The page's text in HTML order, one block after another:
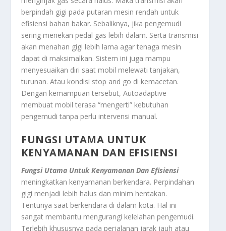
berpindah gigi pada putaran mesin rendah untuk
efisiensi bahan bakar. Sebaliknya, jika pengemudi
sering menekan pedal gas lebih dalam. Serta transmisi
akan menahan gigi lebih lama agar tenaga mesin
dapat di maksimalkan. Sistem ini juga mampu
menyesuaikan diri saat mobil melewati tanjakan,
turunan. Atau kondisi stop and go di kemacetan.
Dengan kemampuan tersebut, Autoadaptive
membuat mobil terasa “mengerti” kebutuhan
pengemudi tanpa perlu intervensi manual.
FUNGSI UTAMA UNTUK
KENYAMANAN DAN EFISIENSI
Fungsi Utama Untuk Kenyamanan Dan Efisiensi
meningkatkan kenyamanan berkendara. Perpindahan
gigi menjadi lebih halus dan minim hentakan.
Tentunya saat berkendara di dalam kota. Hal ini
sangat membantu mengurangi kelelahan pengemudi.
Terlebih khususnya pada perjalanan jarak jauh atau